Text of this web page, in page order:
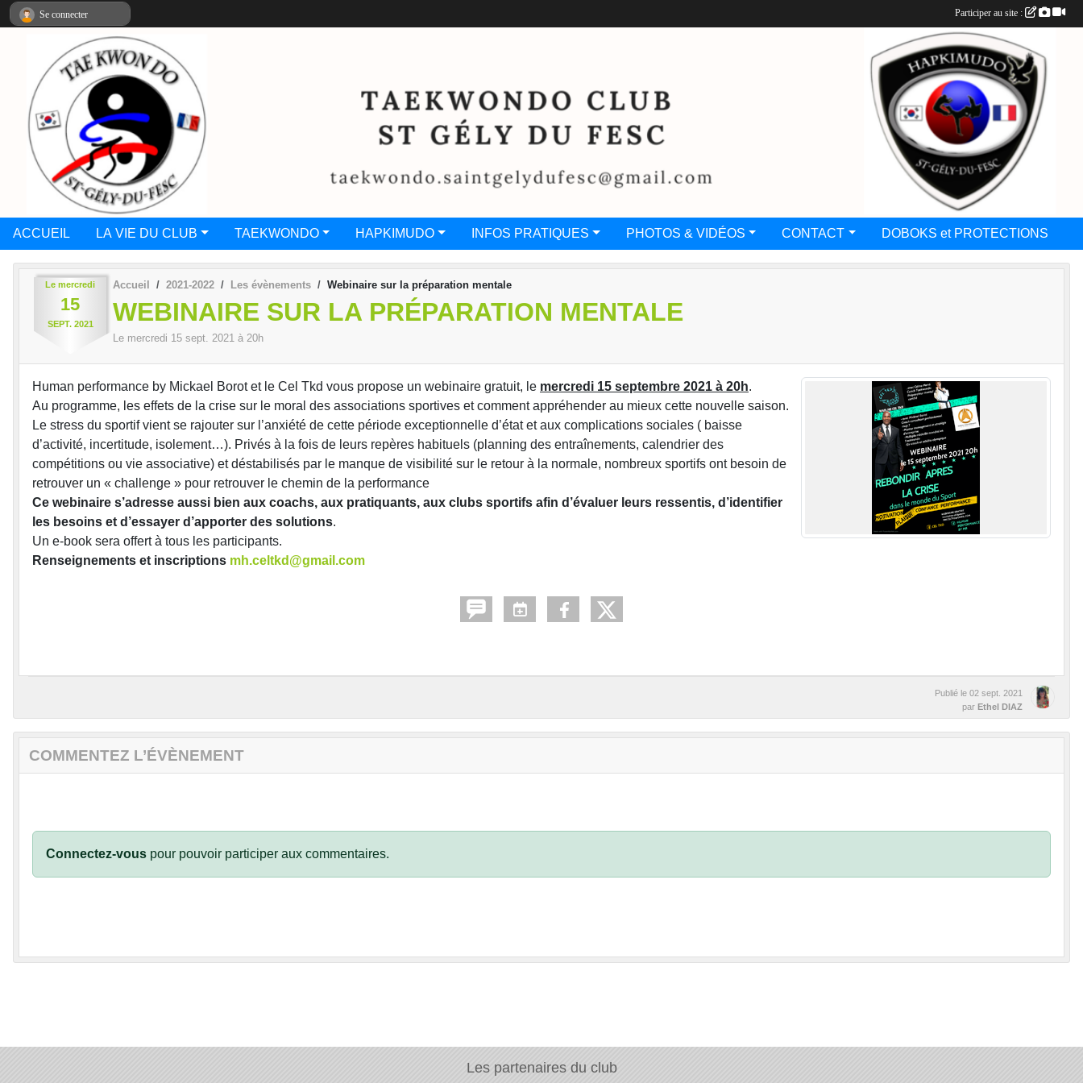
ACCUEIL LA VIE DU CLUB TAEKWONDO HAPKIMUDO INFOS PRATIQUES PHOTOS & VIDÉOS CONTACT DOBOKS et PROTECTIONS
Le mercredi
15
SEPT. 2021
Accueil 2021-2022 Les évènements Webinaire sur la préparation mentale
WEBINAIRE SUR LA PRÉPARATION MENTALE
Le mercredi 15 sept. 2021 à 20h
Human performance by Mickael Borot et le Cel Tkd vous propose un webinaire gratuit, le mercredi 15 septembre 2021 à 20h.
Au programme, les effets de la crise sur le moral des associations sportives et comment appréhender au mieux cette nouvelle saison.
Le stress du sportif vient se rajouter sur l’anxiété de cette période exceptionnelle d’état et aux complications sociales ( baisse
d’activité, incertitude, isolement…). Privés à la fois de leurs repères habituels (planning des entraînements, calendrier des
compétitions ou vie associative) et déstabilisés par le manque de visibilité sur le retour à la normale, nombreux sportifs ont besoin de
retrouver un « challenge » pour retrouver le chemin de la performance
Ce webinaire s’adresse aussi bien aux coachs, aux pratiquants, aux clubs sportifs afin d’évaluer leurs ressentis, d’identifier
les besoins et d’essayer d’apporter des solutions.
Un e-book sera offert à tous les participants.
Renseignements et inscriptions mh.celtkd@gmail.com
Publié le 02 sept. 2021
par Ethel DIAZ
COMMENTEZ L’ÉVÈNEMENT
Connectez-vous pour pouvoir participer aux commentaires.
Les partenaires du club
Se connecter Participer au site :
Panneau de gestion des cookies